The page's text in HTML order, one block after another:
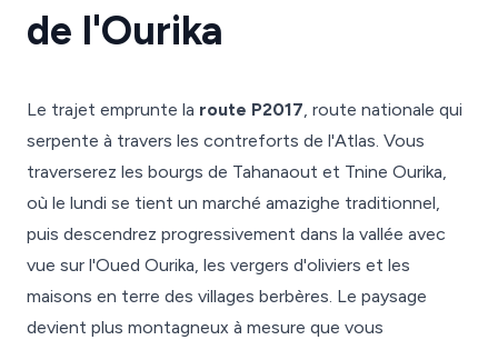
de l'Ourika
Le trajet emprunte la route P2017, route nationale qui
serpente à travers les contreforts de l'Atlas. Vous
traverserez les bourgs de Tahanaout et Tnine Ourika,
où le lundi se tient un marché amazighe traditionnel,
puis descendrez progressivement dans la vallée avec
vue sur l'Oued Ourika, les vergers d'oliviers et les
maisons en terre des villages berbères. Le paysage
devient plus montagneux à mesure que vous